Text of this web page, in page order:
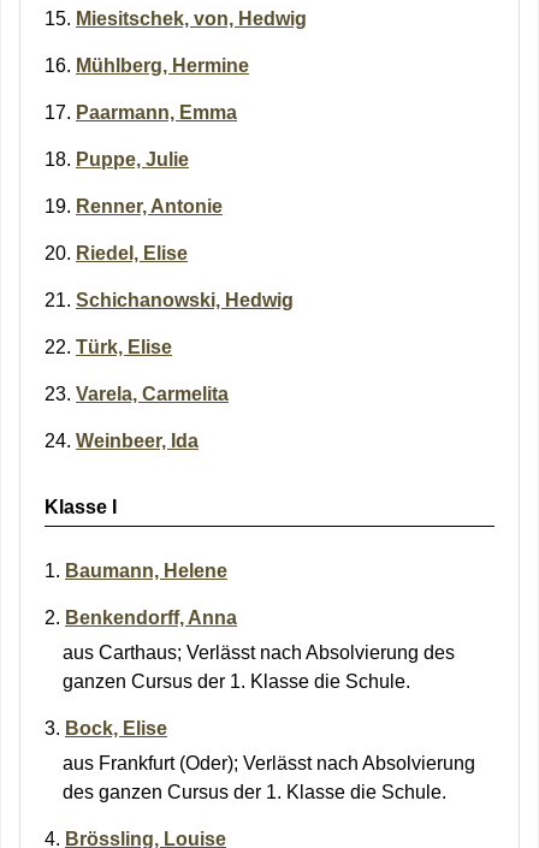
Miesitschek, von, Hedwig
Mühlberg, Hermine
Paarmann, Emma
Puppe, Julie
Renner, Antonie
Riedel, Elise
Schichanowski, Hedwig
Türk, Elise
Varela, Carmelita
Weinbeer, Ida
Klasse I
Baumann, Helene
Benkendorff, Anna
aus Carthaus; Verlässt nach Absolvierung des
ganzen Cursus der 1. Klasse die Schule.
Bock, Elise
aus Frankfurt (Oder); Verlässt nach Absolvierung
des ganzen Cursus der 1. Klasse die Schule.
Brössling, Louise